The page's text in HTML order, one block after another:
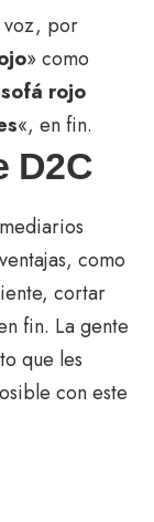
voz, por
» como
sofá rojo
«, en fin.
D2C
como
cortar
fin. La gente
que les
con este